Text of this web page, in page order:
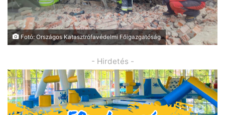
Fotó: Országos Katasztrófavédelmi Főigazgatóság
- Hirdetés -